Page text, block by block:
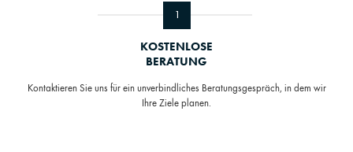
1
KOSTENLOSE
BERATUNG
Kontaktieren Sie uns für ein unverbindliches Beratungsgespräch, in dem wir
Ihre Ziele planen.